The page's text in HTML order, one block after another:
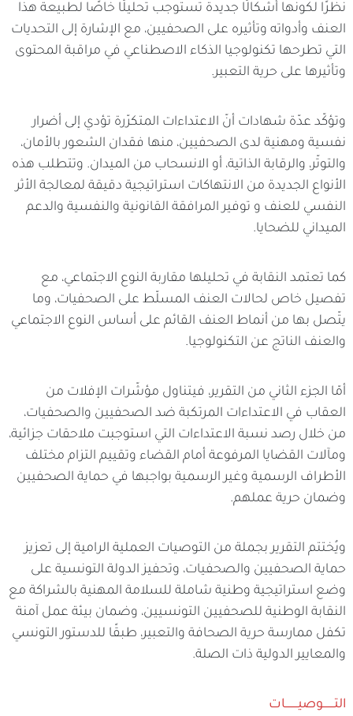
نظرًا لكونها أشكالًا جديدة تستوجب تحليلًا خاصًا لطبيعة هذا
العنف وأدواته وتأثيره على الصحفيين، مع الإشارة إلى التحديات
التي تطرحها تكنولوجيا الذكاء الاصطناعي في مراقبة المحتوى
وتأثيرها على حرية التعبير.
وتؤكّد عدّة شهادات أنّ الاعتداءات المتكرّرة تؤدي إلى أضرار
نفسية ومهنية لدى الصحفيين، منها فقدان الشعور بالأمان،
والتوتّر، والرقابة الذاتية، أو الانسحاب من الميدان. وتتطلب هذه
الأنواع الجديدة من الانتهاكات استراتيجية دقيقة لمعالجة الأثر
النفسي للعنف و توفير المرافقة القانونية والنفسية والدعم
الميداني للضحايا.
كما تعتمد النقابة في تحليلها مقاربة النوع الاجتماعي، مع
تفصيل خاص لحالات العنف المسلّط على الصحفيات، وما
يتّصل بها من أنماط العنف القائم على أساس النوع الاجتماعي
والعنف الناتج عن التكنولوجيا.
أمّا الجزء الثاني من التقرير، فيتناول مؤشّرات الإفلات من
العقاب في الاعتداءات المرتكبة ضد الصحفيين والصحفيات،
من خلال رصد نسبة الاعتداءات التي استوجبت ملاحقات جزائية،
ومآلات القضايا المرفوعة أمام القضاء وتقييم التزام مختلف
الأطراف الرسمية وغير الرسمية بواجبها في حماية الصحفيين
وضمان حرية عملهم.
ويُختتم التقرير بجملة من التوصيات العملية الرامية إلى تعزيز
حماية الصحفيين والصحفيات، وتحفيز الدولة التونسية على
وضع استراتيجية وطنية شاملة للسلامة المهنية بالشراكة مع
النقابة الوطنية للصحفيين التونسيين، وضمان بيئة عمل آمنة
تكفل ممارسة حرية الصحافة والتعبير، طبقًا للدستور التونسي
والمعايير الدولية ذات الصلة.
التـــــــوصيــــــــات